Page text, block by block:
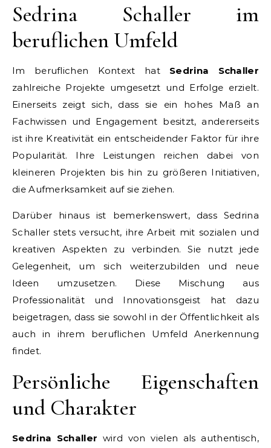
Sedrina Schaller im
beruflichen Umfeld
Im beruflichen Kontext hat Sedrina Schaller
zahlreiche Projekte umgesetzt und Erfolge erzielt.
Einerseits zeigt sich, dass sie ein hohes Maß an
Fachwissen und Engagement besitzt, andererseits
ist ihre Kreativität ein entscheidender Faktor für ihre
Popularität. Ihre Leistungen reichen dabei von
kleineren Projekten bis hin zu größeren Initiativen,
die Aufmerksamkeit auf sie ziehen.
Darüber hinaus ist bemerkenswert, dass Sedrina
Schaller stets versucht, ihre Arbeit mit sozialen und
kreativen Aspekten zu verbinden. Sie nutzt jede
Gelegenheit, um sich weiterzubilden und neue
Ideen umzusetzen. Diese Mischung aus
Professionalität und Innovationsgeist hat dazu
beigetragen, dass sie sowohl in der Öffentlichkeit als
auch in ihrem beruflichen Umfeld Anerkennung
findet.
Persönliche Eigenschaften
und Charakter
Sedrina Schaller wird von vielen als authentisch,